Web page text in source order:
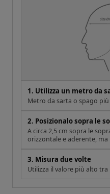
1. Utilizza un metro da
Metro da sarta o spago
2. Posizionalo sopra le
A circa 2,5 cm sopra le
orizzontale e aderente,
3. Misura due volte
Utilizza il valore più alto